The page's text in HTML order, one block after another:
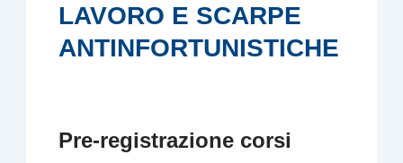
LAVORO E SCARPE
ANTINFORTUNISTICHE
Pre-registrazione corsi